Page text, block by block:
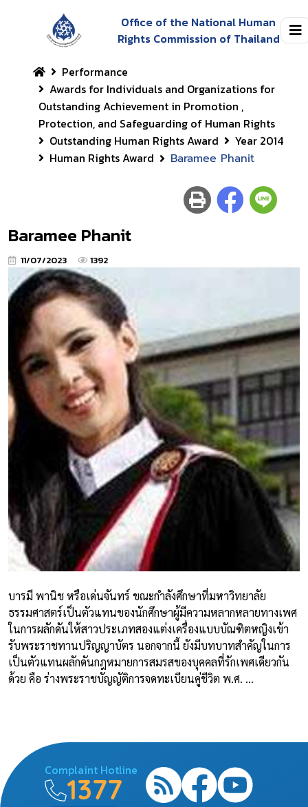
Office of the National Human
Rights Commission of Thailand
Performance
Awards for Individuals and Organizations for
Outstanding Achievement in Promotion ,
Protection, and Safeguarding of Human Rights
Outstanding Human Rights Award
Year 2014
Human Rights Award
Baramee Phanit
Baramee Phanit
11/07/2023 1392
บารมี พานิช หรือเด่นจันทร์ ขณะกำลังศึกษาที่มหาวิทยาลัย
ธรรมศาสตร์เป็นตัวแทนของนักศึกษาผู้มีความหลากหลายทางเพศ
ในการผลักดันให้สาวประเภทสองแต่งเครื่องแบบบัณฑิตหญิงเข้า
รับพระราชทานปริญญาบัตร นอกจากนี้ ยังมีบทบาทสำคัญในการ
เป็นตัวแทนผลักดันกฎหมายการสมรสของบุคคลที่รักเพศเดียวกัน
ด้วย คือ ร่างพระราชบัญญัติการจดทะเบียนคู่ชีวิต พ.ศ. ...
Complaint Hotline
1377